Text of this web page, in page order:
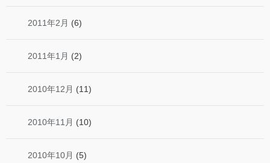
2011年2月 (6)
2011年1月 (2)
2010年12月 (11)
2010年11月 (10)
2010年10月 (5)